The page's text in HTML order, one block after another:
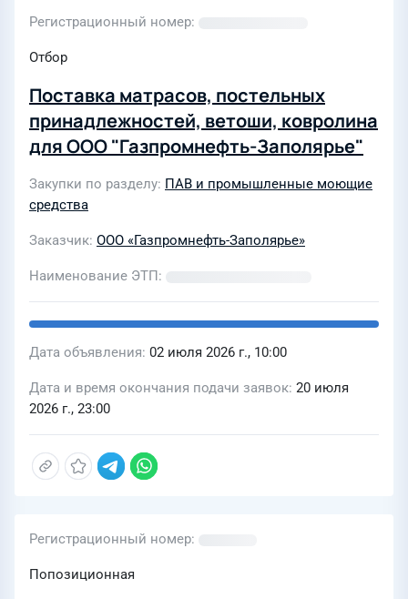
Регистрационный номер
Отбор
Поставка матрасов, постельных
принадлежностей, ветоши, ковролина
для ООО "Газпромнефть-Заполярье"
Закупки по разделу ПАВ и промышленные моющие
средства
Заказчик ООО «Газпромнефть-Заполярье»
Наименование ЭТП
Дата объявления 02 июля 2026 г., 10:00
Дата и время окончания подачи заявок 20 июля
2026 г., 23:00
Регистрационный номер
Попозиционная